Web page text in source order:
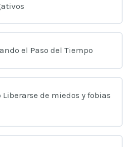
el Paso del Tiempo
de miedos y fobias